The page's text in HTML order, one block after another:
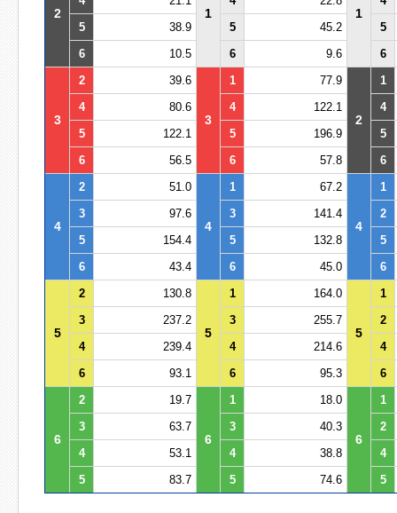
2 1 1
5
38.9 5 45.2
5
6
10.5 6 9.6 6
3
2 39.6
3
1 77.9
2
1
4
80.6 4 122.1
4
5
122.1 5 196.9
5
6
56.5 6 57.8 6
4
2 51.0
4
1 67.2
4
1
3
97.6 3 141.4
2
5
154.4 5 132.8
5
6
43.4 6 45.0 6
5
2 130.8
5
1 164.0
5
1
3
237.2 3 255.7
2
4
239.4 4 214.6
4
6
93.1 6 95.3 6
6
2 19.7
6
1 18.0
6
1
3
63.7 3 40.3
2
4
53.1 4 38.8
4
5
83.7 5 74.6 5